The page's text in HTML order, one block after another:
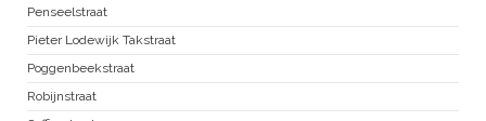
Penseelstraat
Pieter Lodewijk Takstraat
Poggenbeekstraat
Robijnstraat